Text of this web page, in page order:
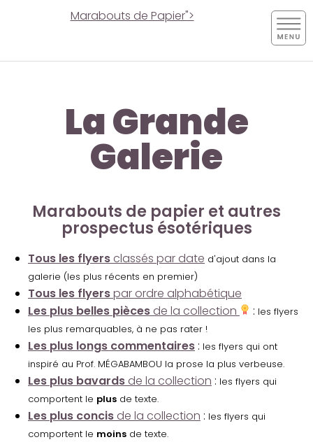
Marabouts de Papier">
La Grande
Galerie
Marabouts de papier et autres
prospectus ésotériques
Tous les flyers classés par date d'ajout dans la
galerie (les plus récents en premier)
Tous les flyerspar ordre alphabétique
Les plus belles pièces de la collection : les flyers
les plus remarquables, à ne pas rater !
Les plus longs commentaires : les flyers qui ont
inspiré au Prof. MÉGABAMBOU la prose la plus verbeuse.
Les plus bavards de la collection : les flyers qui
comportent le plus de texte.
Les plus concis de la collection : les flyers qui
comportent le moins de texte.